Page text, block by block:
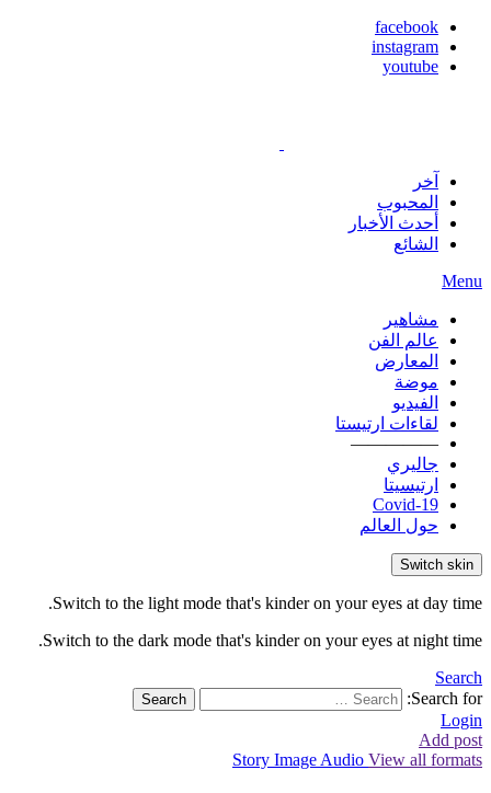
facebook
instagram
youtube
آخر
المحبوب
أحدث الأخبار
الشائع
Menu
مشاهير
عالم الفن
المعارض
موضة
الفيديو
لقاءات ارتيستا
—————
جاليري
ارتيسيتا
Covid-19
حول العالم
Switch skin
Switch to the light mode that's kinder on your eyes at day time.
Switch to the dark mode that's kinder on your eyes at night time.
Search
Search for:
Search
Login
Add post
Story Image Audio View all formats